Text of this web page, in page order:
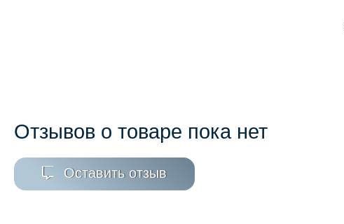
Отзывов о товаре пока нет
Оставить отзыв